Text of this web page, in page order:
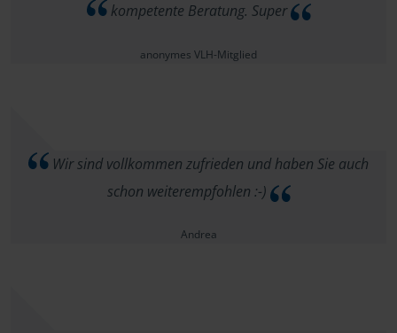
kompetente Beratung. Super
anonymes VLH-Mitglied
Wir sind vollkommen zufrieden und haben Sie auch
schon weiterempfohlen :-)
Andrea